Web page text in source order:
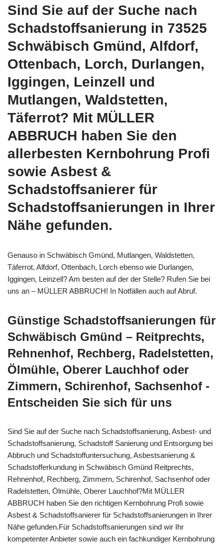
Sind Sie auf der Suche nach
Schadstoffsanierung in 73525
Schwäbisch Gmünd, Alfdorf,
Ottenbach, Lorch, Durlangen,
Iggingen, Leinzell und
Mutlangen, Waldstetten,
Täferrot? Mit MÜLLER
ABBRUCH haben Sie den
allerbesten Kernbohrung Profi
sowie Asbest &
Schadstoffsanierer für
Schadstoffsanierungen in Ihrer
Nähe gefunden.
Genauso in Schwäbisch Gmünd, Mutlangen, Waldstetten,
Täferrot, Alfdorf, Ottenbach, Lorch ebenso wie Durlangen,
Iggingen, Leinzell? Am besten auf der der Stelle? Rufen Sie bei
uns an – MÜLLER ABBRUCH! In Notfällen auch auf Abruf.
Günstige Schadstoffsanierungen für
Schwäbisch Gmünd – Reitprechts,
Rehnenhof, Rechberg, Radelstetten,
Ölmühle, Oberer Lauchhof oder
Zimmern, Schirenhof, Sachsenhof -
Entscheiden Sie sich für uns
Sind Sie auf der Suche nach Schadstoffsanierung, Asbest- und
Schadstoffsanierung, Schadstoff Sanierung und Entsorgung bei
Abbruch und Schadstoffuntersuchung, Asbestsanierung &
Schadstofferkundung in Schwäbisch Gmünd Reitprechts,
Rehnenhof, Rechberg, Zimmern, Schirenhof, Sachsenhof oder
Radelstetten, Ölmühle, Oberer Lauchhof?Mit MÜLLER
ABBRUCH haben Sie den richtigen Kernbohrung Profi sowie
Asbest & Schadstoffsanierer für Schadstoffsanierungen in Ihrer
Nähe gefunden.Für Schadstoffsanierungen sind wir Ihr
kompetenter Anbieter sowie auch ein fachkundiger Kernbohrung